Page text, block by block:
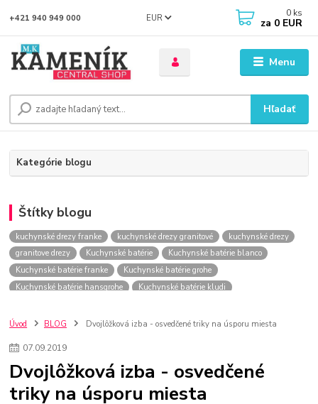
Menu
EUR
Hľadať
+421 940 949 000 0 ks
za 0 EUR
Kategórie blogu
Štítky blogu
kuchynské drezy franke kuchynské drezy granitové
kuchynské drezy
granitove drezy
Kuchynské batérie
Kuchynské batérie blanco
Kuchynské batérie franke
Kuchynské batérie grohe
Kuchynské batérie hansgrohe
Kuchynské batérie kludi
kuchynské batérie sagittarius
kuchynské batérie
vodovodné batérie
kuchynské drezy sety
kúpelňové batérie
vodovodné batérie do kúpelne kuchynske
bidetové batérie
vaňové batérie
sprchové batérie
Úvod BLOG Dvojlôžková izba - osvedčené triky na úsporu miesta
07.09.2019
Dvojlôžková izba - osvedčené
triky na úsporu miesta